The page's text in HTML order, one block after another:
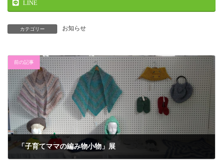
LINE
カテゴリー お知らせ
前の記事
「子育てママの編み物小物」展